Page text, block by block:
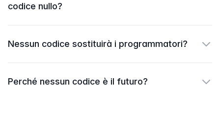
codice nullo?
Nessun codice sostituirà i programmatori?
Perché nessun codice è il futuro?